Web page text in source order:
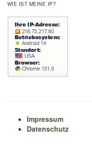
WIE IST MEINE IP?
Impressum
Datenschutz